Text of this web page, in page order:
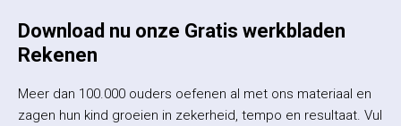
Download nu onze Gratis werkbladen
Rekenen
Meer dan 100.000 ouders oefenen al met ons materiaal en
zagen hun kind groeien in zekerheid, tempo en resultaat. Vul